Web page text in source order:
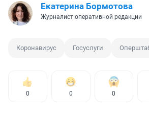
Екатерина Бормотова
Журналист оперативной редакции
Коронавирус Госуслуги
0 0 0